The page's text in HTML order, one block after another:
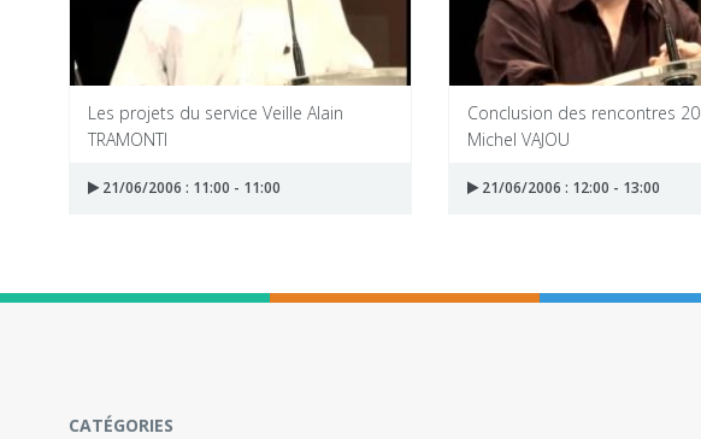
Les projets du service Veille Alain
TRAMONTI
21/06/2006 : 11:00 - 11:00
Conclusion des rencontres
Michel VAJOU
21/06/2006 : 12:00 - 13:00
CATÉGORIES